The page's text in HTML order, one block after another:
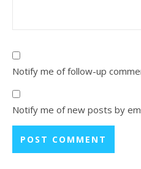
Notify me of follow-up
Notify me of new posts by